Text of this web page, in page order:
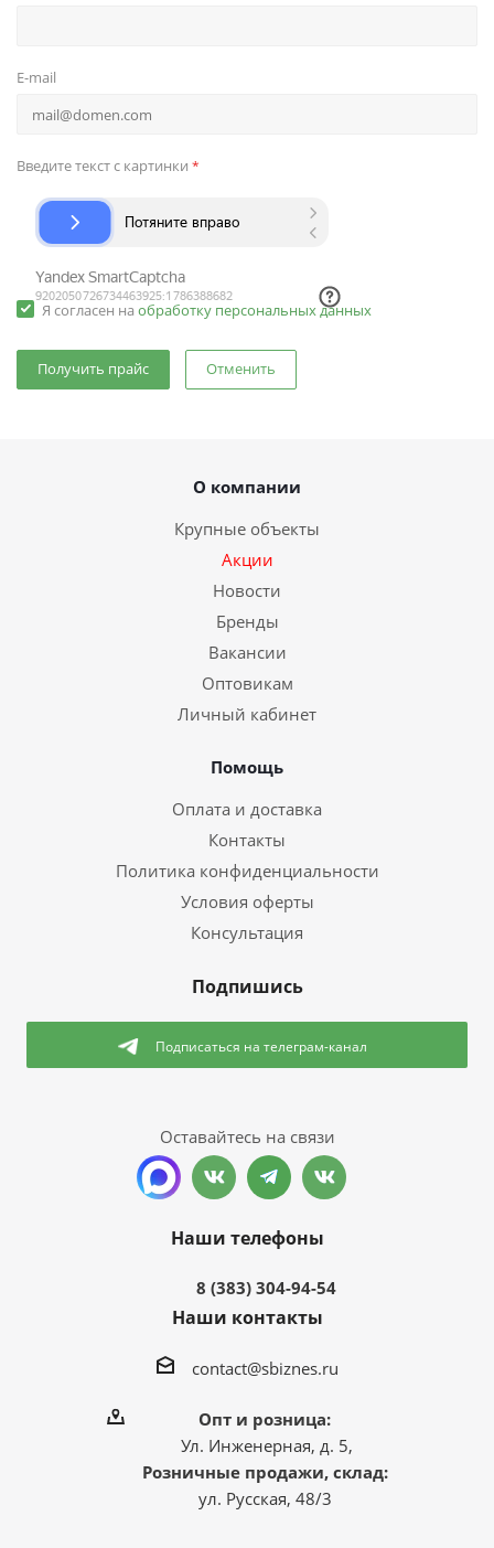
E-mail
Введите текст с картинки *
Я согласен на обработку персональных данных
Отменить
О компании
Крупные объекты
Акции
Новости
Бренды
Вакансии
Оптовикам
Личный кабинет
Помощь
Оплата и доставка
Контакты
Политика конфиденциальности
Условия оферты
Консультация
Подпишись
Подписаться на телеграм-канал
Оставайтесь на связи
Наши телефоны
8 (383) 304-94-54
Наши контакты
contact@sbiznes.ru
Опт и розница:
Ул. Инженерная, д. 5,
Розничные продажи, склад:
ул. Русская, 48/3